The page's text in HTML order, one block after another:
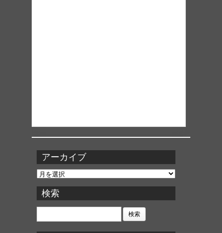
アーカイブ
ア
カ
イ
ブ
検索
検